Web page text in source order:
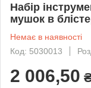
Набір
мушок в
Немає в наявності
Код: 5030013
2 006,50